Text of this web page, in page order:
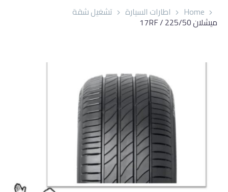
English
Home اطارات السيارة تشغيل شقة
ميشلان 225/50 / 17RF